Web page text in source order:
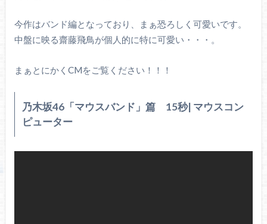
今作はバンド編となっており、まぁ恐ろしく可愛いです。
中盤に映る齋藤飛鳥が個人的に特に可愛い・・・。
まぁとにかくCMをご覧ください！！！
乃木坂46「マウスバンド」篇 15秒| マウスコン
ピューター